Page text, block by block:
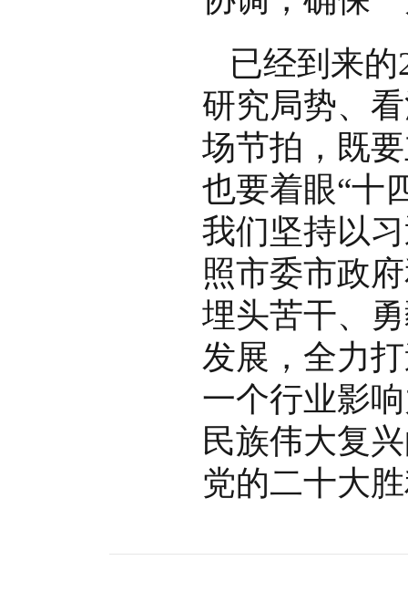
已经到来
研究局势、
场节拍，既
也要着眼“十
我们坚持以
照市委市政
埋头苦干、
发展，全力
一个行业影
民族伟大复
党的二十大